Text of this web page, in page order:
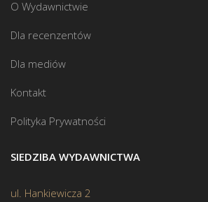
O Wydawnictwie
Dla recenzentów
Dla mediów
Kontakt
Polityka Prywatności
SIEDZIBA WYDAWNICTWA
ul. Hankiewicza 2